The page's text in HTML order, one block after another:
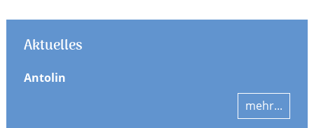
Aktuelles
Antolin
mehr...